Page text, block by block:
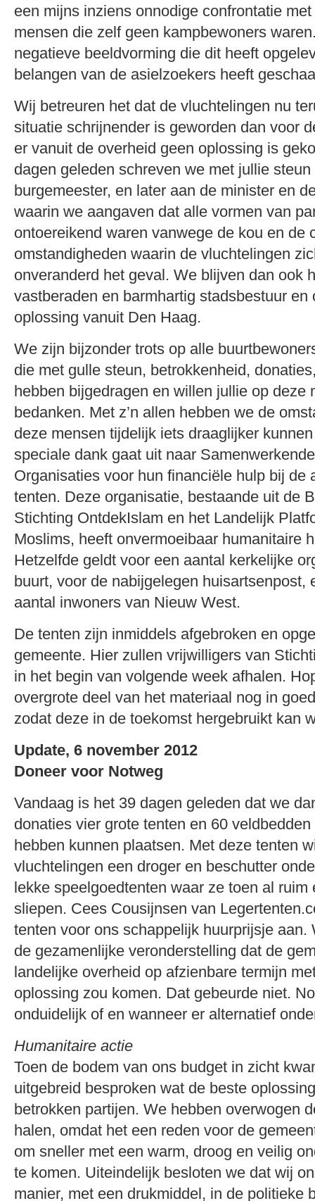
een mijns inziens onnodige confrontatie
mensen die zelf geen kampbewoners
negatieve beeldvorming die dit heeft
belangen van de asielzoekers heeft
Wij betreuren het dat de vluchtelingen nu
situatie schrijnender is geworden dan voor
er vanuit de overheid geen oplossing is
dagen geleden schreven we met jullie
burgemeester, en later aan de minister en
waarin we aangaven dat alle vormen van
ontoereikend waren vanwege de kou en de
omstandigheden waarin de vluchtelingen
onveranderd het geval. We blijven dan ook
vastberaden en barmhartig stadsbestuur en
oplossing vanuit Den Haag.
We zijn bijzonder trots op alle
die met gulle steun, betrokkenheid,
hebben bijgedragen en willen jullie op deze
bedanken. Met z’n allen hebben we de
deze mensen tijdelijk iets draaglijker
speciale dank gaat uit naar
Organisaties voor hun financiële hulp bij de
tenten. Deze organisatie, bestaande uit de
Stichting OntdekIslam en het Landelijk
Moslims, heeft onvermoeibaar humanitaire
Hetzelfde geldt voor een aantal kerkelijke
buurt, voor de nabijgelegen huisartsenpost,
aantal inwoners van Nieuw West.
De tenten zijn inmiddels afgebroken en
gemeente. Hier zullen vrijwilligers van
in het begin van volgende week afhalen.
overgrote deel van het materiaal nog in
zodat deze in de toekomst hergebruikt kan
Update, 6 november 2012
Doneer voor Notweg
Vandaag is het 39 dagen geleden dat we
donaties vier grote tenten en 60
hebben kunnen plaatsen. Met deze tenten
vluchtelingen een droger en beschutter
lekke speelgoedtenten waar ze toen al ruim
sliepen. Cees Cousijnsen van
tenten voor ons schappelijk huurprijsje aan.
de gezamenlijke veronderstelling dat de
landelijke overheid op afzienbare termijn
oplossing zou komen. Dat gebeurde niet.
onduidelijk of en wanneer er alternatief
Humanitaire actie
Toen de bodem van ons budget in zicht
uitgebreid besproken wat de beste
betrokken partijen. We hebben overwogen
halen, omdat het een reden voor de
om sneller met een warm, droog en veilig
te komen. Uiteindelijk besloten we dat wij
manier, met een drukmiddel, in de politieke